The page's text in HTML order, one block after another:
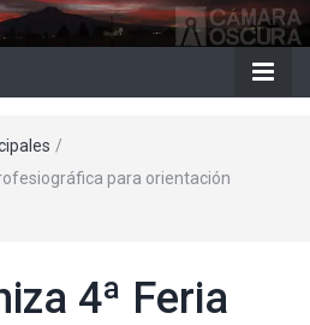
Oscura
/
para orientación
4ª Feria